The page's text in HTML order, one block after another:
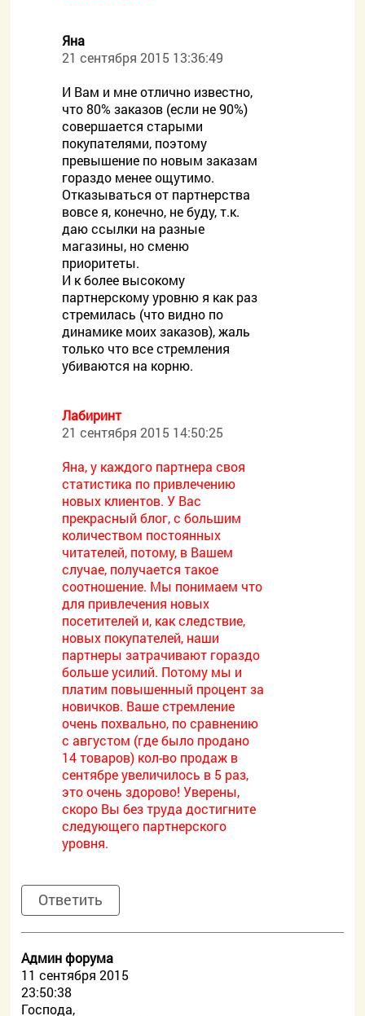
Яна
21 сентября 2015 13:36:49
И Вам и мне отлично известно,
что 80% заказов (если не 90%)
совершается старыми
покупателями, поэтому
превышение по новым заказам
гораздо менее ощутимо.
Отказываться от партнерства
вовсе я, конечно, не буду, т.к.
даю ссылки на разные
магазины, но сменю
приоритеты.
И к более высокому
партнерскому уровню я как раз
стремилась (что видно по
динамике моих заказов), жаль
только что все стремления
убиваются на корню.
Лабиринт
21 сентября 2015 14:50:25
Яна, у каждого партнера своя
статистика по привлечению
новых клиентов. У Вас
прекрасный блог, с большим
количеством постоянных
читателей, потому, в Вашем
случае, получается такое
соотношение. Мы понимаем что
для привлечения новых
посетителей и, как следствие,
новых покупателей, наши
партнеры затрачивают гораздо
больше усилий. Потому мы и
платим повышенный процент за
новичков. Ваше стремление
очень похвально, по сравнению
с августом (где было продано
14 товаров) кол-во продаж в
сентябре увеличилось в 5 раз,
это очень здорово! Уверены,
скоро Вы без труда достигните
следующего партнерского
уровня.
Ответить
Админ форума
11 сентября 2015
23:50:38
Господа,